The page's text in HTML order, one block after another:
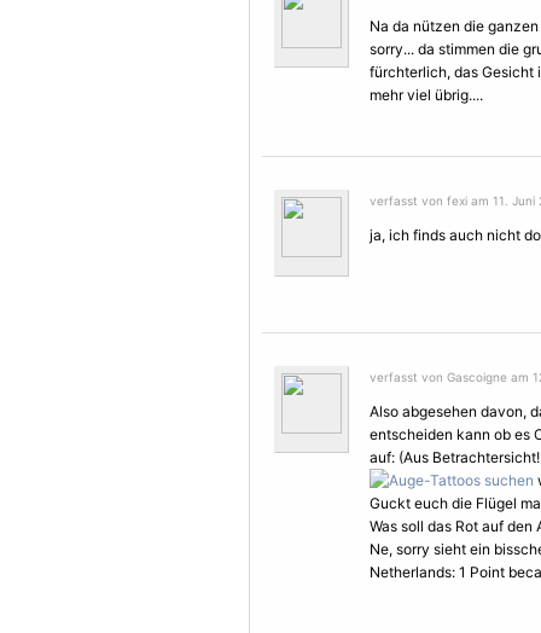
Na da nützen die
sorry... da stimmen die
fürchterlich, das Gesicht
mehr viel übrig....
verfasst von fexi am 11. Juni
ja, ich finds auch nicht
verfasst von Gascoigne am
Also abgesehen davon,
entscheiden kann ob es
auf: (Aus
Guckt euch die Flügel
Was soll das Rot auf den
Ne, sorry sieht ein
Netherlands: 1 Point